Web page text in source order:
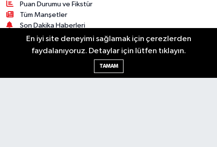
Puan Durumu ve Fikstür
Tüm Manşetler
Son Dakika Haberleri
Haber Arşivi
Künye
Bilim & Teknoloji
En iyi site deneyimi sağlamak için çerezlerden
faydalanıyoruz. Detaylar için lütfen tıklayın.
TAMAM